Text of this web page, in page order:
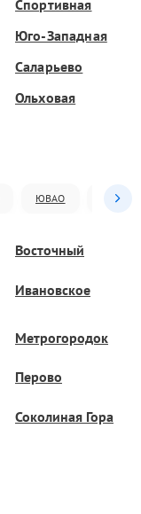
Спортивная
Юго-Западная
Саларьево
Ольховая
ЮВАО ЮАО
Восточный
Ивановское
Метрогородок
Перово
Соколиная Гора